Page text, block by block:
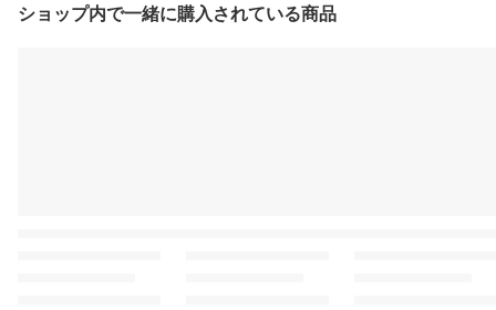
ショップ内で一緒に購入されている商品